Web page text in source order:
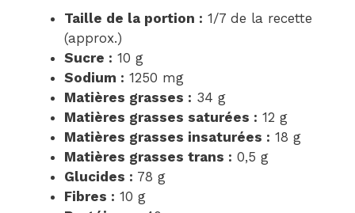
Taille de la portion : 1/7 de la recette
(approx.)
Sucre : 10 g
Sodium : 1250 mg
Matières grasses : 34 g
Matières grasses saturées : 12 g
Matières grasses insaturées : 18 g
Matières grasses trans : 0,5 g
Glucides : 78 g
Fibres : 10 g